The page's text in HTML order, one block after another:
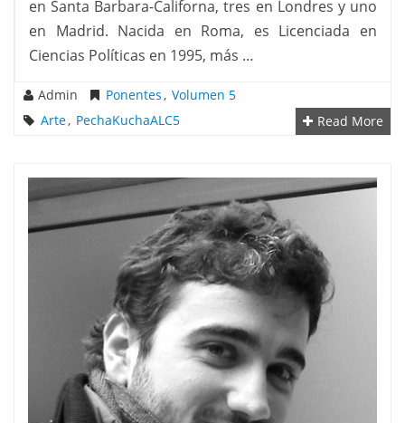
en Santa Barbara-Californa, tres en Londres y uno
en Madrid. Nacida en Roma, es Licenciada en
Ciencias Políticas en 1995, más …
Admin Ponentes, Volumen 5
Arte, PechaKuchaALC5 Read More